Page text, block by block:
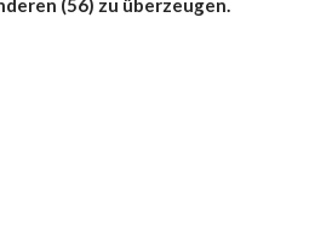
(56) zu überzeugen.